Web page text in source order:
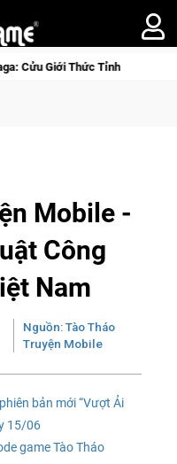
Osmo Pocket 3 Ngay Hôm Nay
Mobile -
Công
Nam
Nguồn: Tào Tháo
Truyện Mobile
bản mới “Vượt Ải
15/06
game Tào Tháo